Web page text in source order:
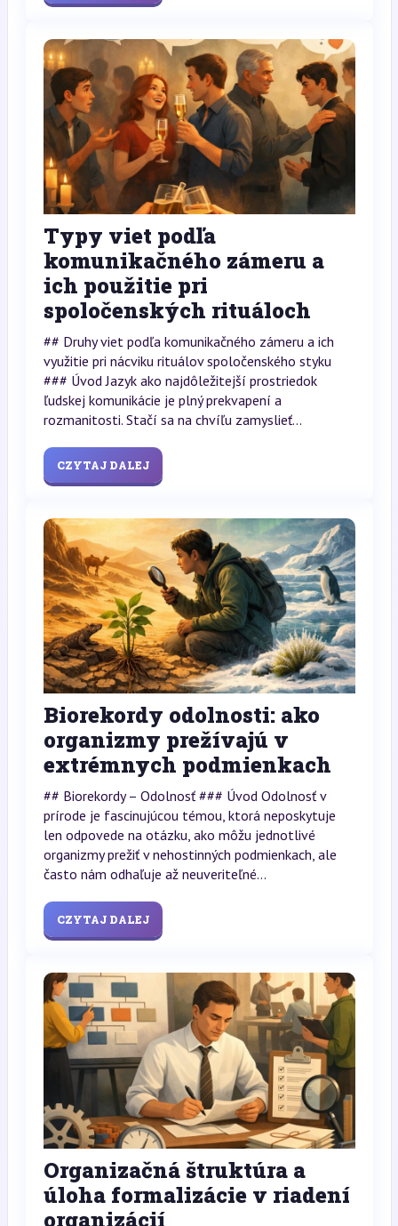
Typy viet podľa
komunikačného zámeru a
ich použitie pri
spoločenských rituáloch
## Druhy viet podľa komunikačného zámeru a ich
využitie pri nácviku rituálov spoločenského styku
### Úvod Jazyk ako najdôležitejší prostriedok
ľudskej komunikácie je plný prekvapení a
rozmanitosti. Stačí sa na chvíľu zamyslieť...
CZYTAJ DALEJ
Biorekordy odolnosti: ako
organizmy prežívajú v
extrémnych podmienkach
## Biorekordy – Odolnosť ### Úvod Odolnosť v
prírode je fascinujúcou témou, ktorá neposkytuje
len odpovede na otázku, ako môžu jednotlivé
organizmy prežiť v nehostinných podmienkach, ale
často nám odhaľuje až neuveriteľné...
CZYTAJ DALEJ
Organizačná štruktúra a
úloha formalizácie v riadení
organizácií